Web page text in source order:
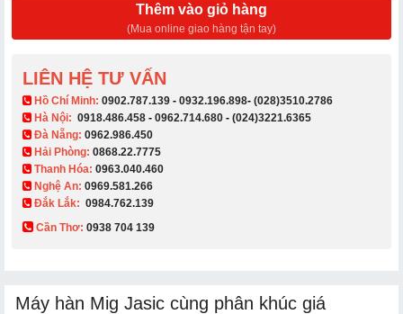
Thêm vào giỏ hàng
(Mua online giao hàng tận tay)
LIÊN HỆ TƯ VẤN
​ Hồ Chí Minh: 0902.787.139 - 0932.196.898- (028)3510.2786
Hà Nội: 0918.486.458 - 0962.714.680 - (024)3221.6365
Đà Nẵng: 0962.986.450
Hải Phòng: 0868.22.7775
Thanh Hóa: 0963.040.460
Nghệ An: 0969.581.266
Đắk Lắk: 0984.762.139
Cần Thơ: 0938 704 139​
Máy hàn Mig Jasic cùng phân khúc giá